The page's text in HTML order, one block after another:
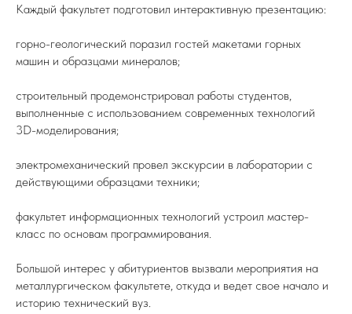
Каждый факультет подготовил интерактивную презентацию:
горно-геологический поразил гостей макетами горных
машин и образцами минералов;
строительный продемонстрировал работы студентов,
выполненные с использованием современных технологий
3D-моделирования;
электромеханический провел экскурсии в лаборатории с
действующими образцами техники;
факультет информационных технологий устроил мастер-
класс по основам программирования.
Большой интерес у абитуриентов вызвали мероприятия на
металлургическом факультете, откуда и ведет свое начало и
историю технический вуз.